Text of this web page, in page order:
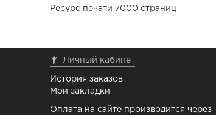
Ресурс печати 7000 страниц
Личный кабинет
История заказов
Мои закладки
Оплата на сайте производится через